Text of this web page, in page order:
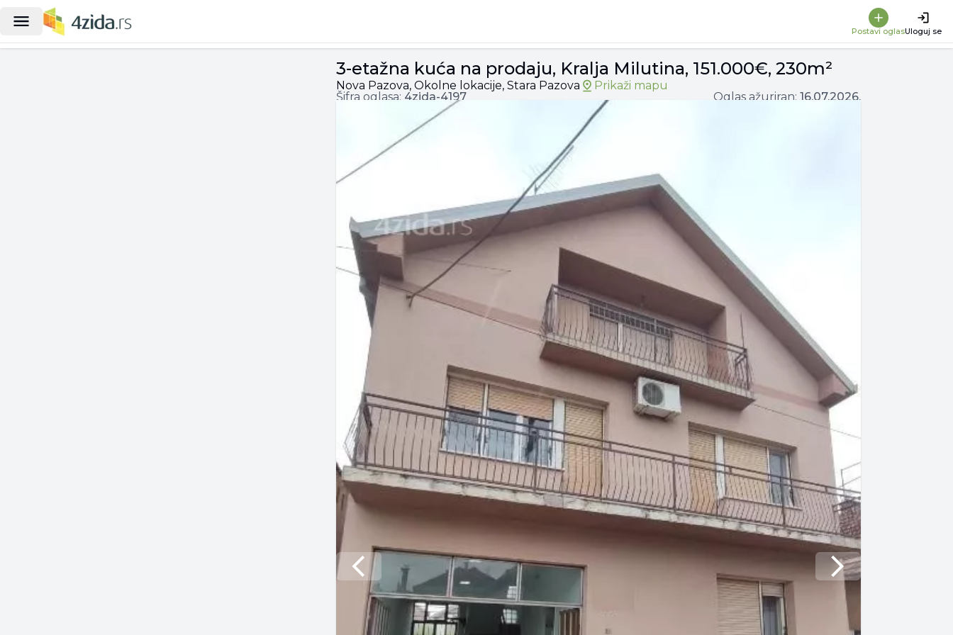
Postavi oglasUloguj se
| 3-etažna kuća na prodaju, Kralja Milutina, 151.000€, 230m²
3-etažna kuća na prodaju, Kralja Milutina, 151.000€, 230m²
Nova Pazova, Okolne lokacije, Stara Pazova
Prikaži mapu
Šifra oglasa: 4zida-4197 Oglas ažuriran: 16.07.2026.
Previous slide Next slide